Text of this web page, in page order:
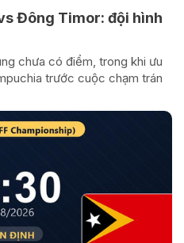
Đông Timor: đội hình
chưa có điểm, trong khi ưu
trước cuộc chạm trán